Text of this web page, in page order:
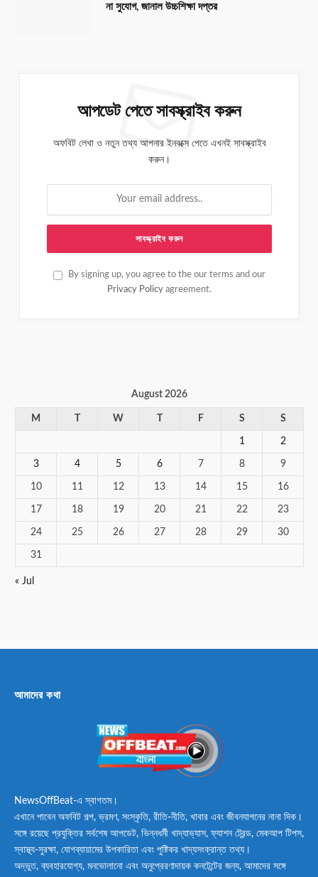
না সুযোগ, জানাল উচ্চশিক্ষা দপ্তর
আপডেট পেতে সাবস্ক্রাইব করুন
অফবিট লেখা ও নতুন তথ্য আপনার ইনবক্সে পেতে এখনই সাবস্ক্রাইব
করুন।
By signing up, you agree to the our terms and our
Privacy Policy agreement.
August 2026
M W F S S
1 2
3 4 5 6 7 8 9
10 11 12 13 14 15 16
17 18 19 20 21 22 23
24 25 26 27 28 29 30
31
« Jul
আমাদের কথা
NewsOffBeat-এ স্বাগতম।
এখানে পাবেন অফবিট গল্প, ভ্রমণ, সংস্কৃতি, রীতি-নীতি, খাবার এবং জীবনযাপনের নানা দিক।
সঙ্গে রয়েছে প্রযুক্তির সর্বশেষ আপডেট, ভিন্নধর্মী খাদ্যাভ্যাস, ফ্যাশন ট্রেন্ড, মেকআপ টিপস,
স্বাস্থ্য-সুরক্ষা, যোগব্যায়ামের উপকারিতা এবং পুষ্টিকর খাদ্যসংক্রান্ত তথ্য।
অদ্ভুত, ব্যবহারযোগ্য, মনভোলানো এবং অনুপ্রেরণাদায়ক কনটেন্টের জন্য, আমাদের সঙ্গে